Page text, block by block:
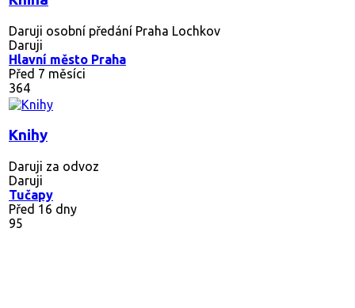
Daruji osobní předání Praha Lochkov
Daruji
Hlavní město Praha
Před 7 měsíci
364
Knihy
Daruji za odvoz
Daruji
Tučapy
Před 16 dny
95